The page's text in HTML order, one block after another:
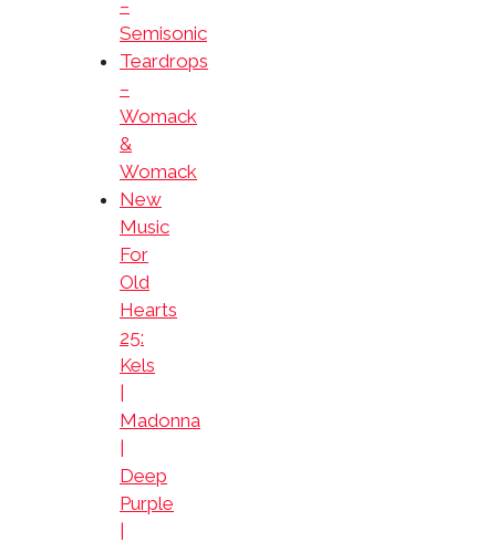
–
Semisonic
Teardrops
–
Womack
&
Womack
New
Music
For
Old
Hearts
25:
Kels
|
Madonna
|
Deep
Purple
|